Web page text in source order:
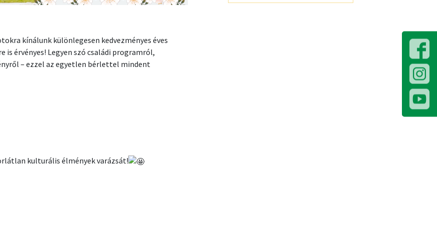
kínálunk különlegesen kedvezményes éves
is érvényes! Legyen szó családi programról,
– ezzel az egyetlen bérlettel mindent
kulturális élmények varázsát!